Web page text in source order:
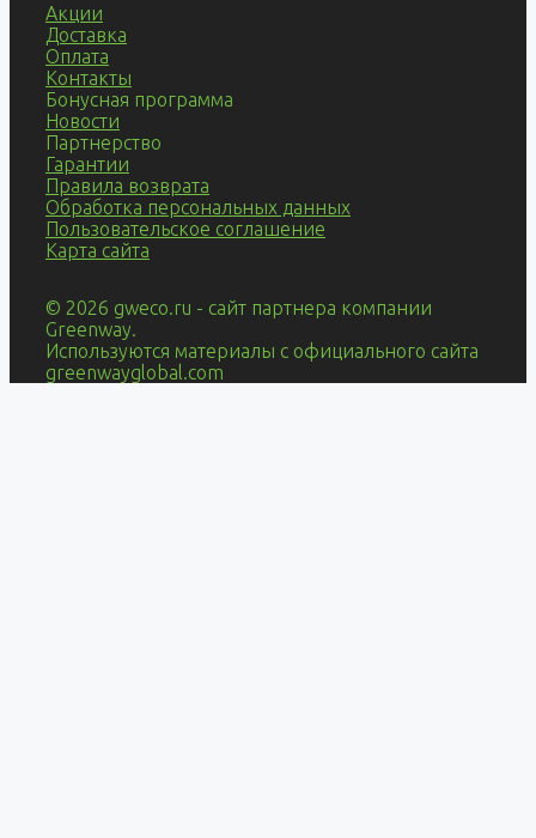
Акции
Доставка
Оплата
Контакты
Бонусная программа
Новости
Партнерство
Гарантии
Правила возврата
Обработка персональных данных
Пользовательское соглашение
Карта сайта
© 2026 gweco.ru - сайт партнера компании
Greenway.
Используются материалы с официального сайта
greenwayglobal.com